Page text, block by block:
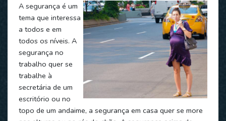
A segurança é um
tema que interessa
a todos e em
todos os níveis. A
segurança no
trabalho quer se
trabalhe à
secretária de um
escritório ou no
topo de um andaime, a segurança em casa quer se more